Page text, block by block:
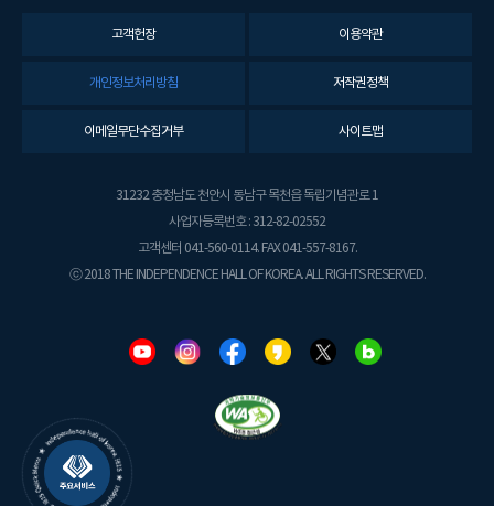
고객헌장 이용약관
개인정보처리방침 저작권정책
이메일무단수집거부 사이트맵
31232 충청남도 천안시 동남구 목천읍 독립기념관로 1
사업자등록번호 : 312-82-02552
고객센터 041-560-0114. FAX 041-557-8167.
ⓒ 2018 THE INDEPENDENCE HALL OF KOREA. ALL RIGHTS RESERVED.